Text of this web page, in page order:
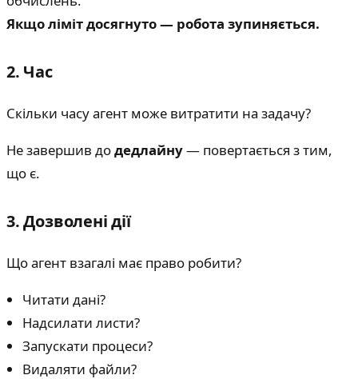
Якщо ліміт досягнуто — робота зупиняється.
2. Час
Скільки часу агент може витратити на задачу?
Не завершив додедлайну— повертається з тим,
що є.
3. Дозволені дії
Що агент взагалі має право робити?
Читати дані?
Надсилати листи?
Запускати процеси?
Видаляти файли?